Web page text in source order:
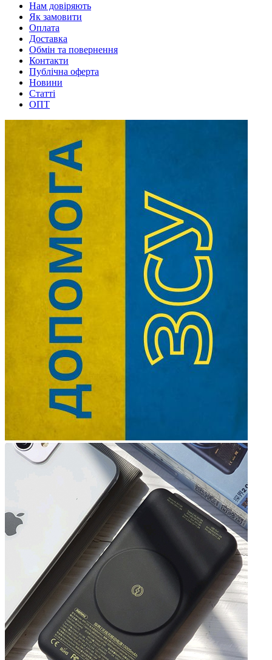
Нам довіряють
Як замовити
Оплата
Доставка
Обмін та повернення
Контакти
Публічна оферта
Новини
Статті
ОПТ